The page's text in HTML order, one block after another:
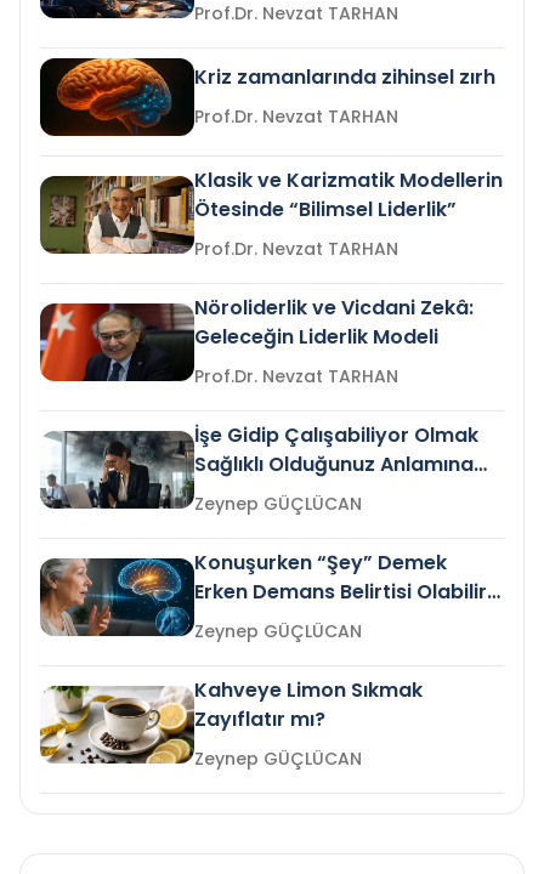
Prof.Dr. Nevzat TARHAN
Kriz zamanlarında zihinsel zırh
Prof.Dr. Nevzat TARHAN
Klasik ve Karizmatik Modellerin
Ötesinde “Bilimsel Liderlik”
Prof.Dr. Nevzat TARHAN
Nöroliderlik ve Vicdani Zekâ:
Geleceğin Liderlik Modeli
Prof.Dr. Nevzat TARHAN
İşe Gidip Çalışabiliyor Olmak
Sağlıklı Olduğunuz Anlamına
Gelir mi?Zeynep GÜÇLÜCAN
Konuşurken “Şey” Demek
Erken Demans Belirtisi Olabilir
mi?
Zeynep GÜÇLÜCAN
Kahveye Limon Sıkmak
Zayıflatır mı?
Zeynep GÜÇLÜCAN